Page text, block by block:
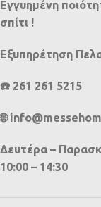
Εγγυημένη
σπίτι !
Εξυπηρέτηση
☎️ 261 261 5215
🌐
Δευτέρα –
10:00 – 14:30